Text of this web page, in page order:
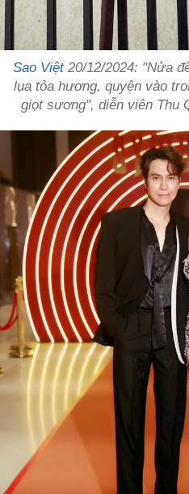
Sao Việt20/12/2024: "Nửa
lụa tỏa hương, quyện vào
giọt sương", diễn viên Thu